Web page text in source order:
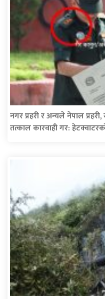
नगर प्रहरी र अन्यले नेपाल
तत्काल कारवाही गर: